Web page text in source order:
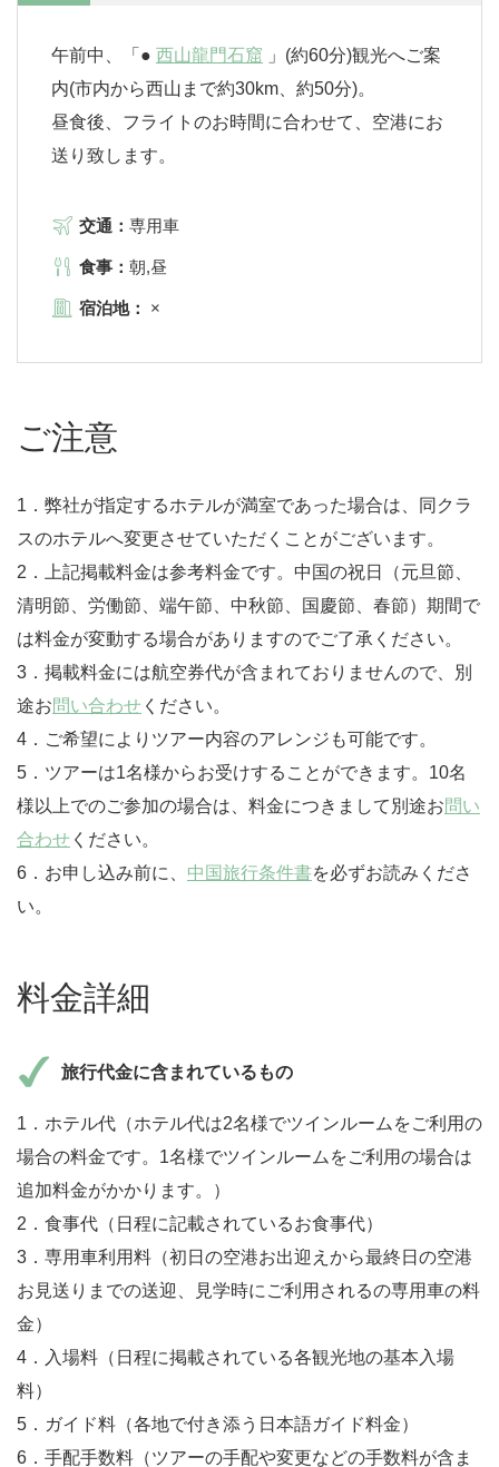
午前中、「● 西山龍門石窟 」(約60分)観光へご案
内(市内から西山まで約30km、約50分)。
昼食後、フライトのお時間に合わせて、空港にお
送り致します。
交通： 専用車
食事： 朝,昼
宿泊地： ×
ご注意
1．弊社が指定するホテルが満室であった場合は、同クラ
スのホテルへ変更させていただくことがございます。
2．上記掲載料金は参考料金です。中国の祝日（元旦節、
清明節、労働節、端午節、中秋節、国慶節、春節）期間で
は料金が変動する場合がありますのでご了承ください。
3．掲載料金には航空券代が含まれておりませんので、別
途お問い合わせ ください。
4．ご希望によりツアー内容のアレンジも可能です。
5．ツアーは1名様からお受けすることができます。10名
様以上でのご参加の場合は、料金につきまして別途お問い
合わせ ください。
6．お申し込み前に、 中国旅行条件書を必ずお読みくださ
い。
料金詳細
旅行代金に含まれているもの
1．ホテル代（ホテル代は2名様でツインルームをご利用の
場合の料金です。1名様でツインルームをご利用の場合は
追加料金がかかります。）
2．食事代（日程に記載されているお食事代）
3．専用車利用料（初日の空港お出迎えから最終日の空港
お見送りまでの送迎、見学時にご利用されるの専用車の料
金）
4．入場料（日程に掲載されている各観光地の基本入場
料）
5．ガイド料（各地で付き添う日本語ガイド料金）
6．手配手数料（ツアーの手配や変更などの手数料が含ま